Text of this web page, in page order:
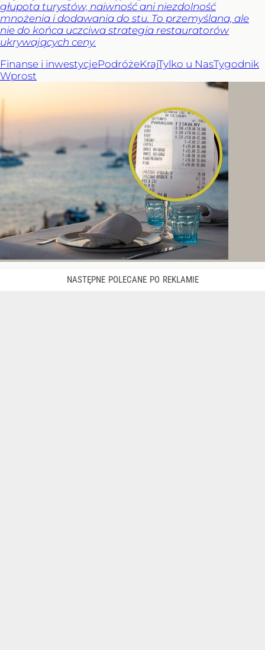
głupota turystów, naiwność ani niezdolność
mnożenia i dodawania do stu. To przemyślana, ale
nie do końca uczciwa strategia restauratorów
ukrywających ceny.
Finanse i inwestycjePodróżeKrajTylko u NasTygodnik
Wprost